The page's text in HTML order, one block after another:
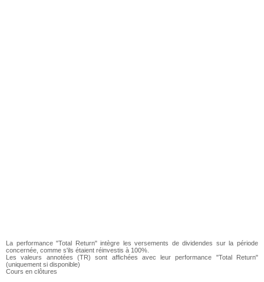
La performance "Total Return" intègre les versements de dividendes sur la période
concernée, comme s'ils étaient réinvestis à 100%.
Les valeurs annotées (TR) sont affichées avec leur performance "Total Return"
(uniquement si disponible)
Cours en clôtures